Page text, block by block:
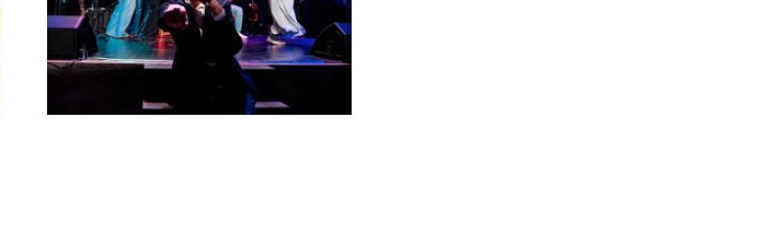
colegiales del
Mendel